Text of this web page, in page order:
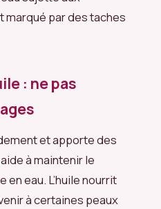
marqué par des taches
: ne pas
et apporte des
à maintenir le
eau. L’huile nourrit
à certaines peaux